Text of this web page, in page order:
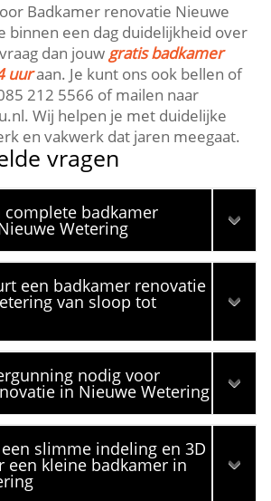
Badkamer renovatie Nieuwe
binnen een dag duidelijkheid over
dan jouwgratis badkamer
uuraan.​ Je kunt ons ook bellen of
212 5566 of mailen naar
Wij helpen je met duidelijke
en vakwerk dat jaren meegaat.​
vragen
complete badkamer
Wetering
een badkamer renovatie
van sloop tot
nodig voor
in Nieuwe Wetering
slimme indeling en 3D
een kleine badkamer in